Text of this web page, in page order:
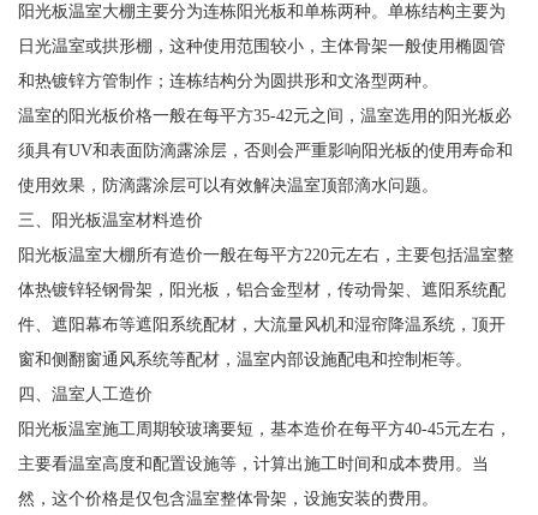
阳光板温室大棚主要分为连栋阳光板和单栋两种。单栋结构主要为
日光温室或拱形棚，这种使用范围较小，主体骨架一般使用椭圆管
和热镀锌方管制作；连栋结构分为圆拱形和文洛型两种。
温室的阳光板价格一般在每平方35-42元之间，温室选用的阳光板必
须具有UV和表面防滴露涂层，否则会严重影响阳光板的使用寿命和
使用效果，防滴露涂层可以有效解决温室顶部滴水问题。
三、阳光板温室材料造价
阳光板温室大棚所有造价一般在每平方220元左右，主要包括温室整
体热镀锌轻钢骨架，阳光板，铝合金型材，传动骨架、遮阳系统配
件、遮阳幕布等遮阳系统配材，大流量风机和湿帘降温系统，顶开
窗和侧翻窗通风系统等配材，温室内部设施配电和控制柜等。
四、温室人工造价
阳光板温室施工周期较玻璃要短，基本造价在每平方40-45元左右，
主要看温室高度和配置设施等，计算出施工时间和成本费用。当
然，这个价格是仅包含温室整体骨架，设施安装的费用。